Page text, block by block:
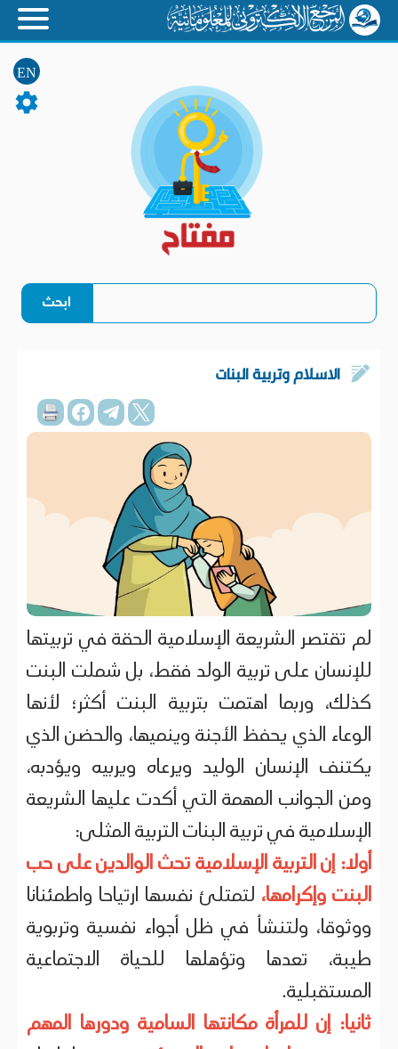
EN
الاسلام وتربية البنات
لم تقتصر الشريعة الإسلامية الحقة في تربيتها
للإنسان على تربية الولد فقط، بل شملت البنت
كذلك، وربما اهتمت بتربية البنت أكثر؛ لأنها
الوعاء الذي يحفظ الأجنة وينميها، والحضن الذي
يكتنف الإنسان الوليد ويرعاه ويربيه ويؤدبه،
ومن الجوانب المهمة التي أكدت عليها الشريعة
الإسلامية في تربية البنات التربية المثلى:
أولا: إن التربية الإسلامية تحث الوالدين على حب
البنت وإكرامها، لتمتلئ نفسها ارتياحا واطمئنانا
ووثوقا، ولتنشأ في ظل أجواء نفسية وتربوية
طيبة، تعدها وتؤهلها للحياة الاجتماعية
المستقبلية.
ثانيا: إن للمرأة مكانتها السامية ودورها المهم